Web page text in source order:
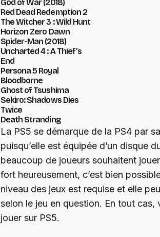
God of War (2018)
Red Dead Redemption 2
The Witcher 3 : Wild Hunt
Horizon Zero Dawn
Spider-Man (2018)
Uncharted 4 : A Thief’s
End
Persona 5 Royal
Bloodborne
Ghost of Tsushima
Sekiro: Shadows Dies
Twice
Death Stranding
La PS5 se démarque de la PS4 par
puisqu’elle est équipée d’un disque
beaucoup de joueurs souhaitent
fort heureusement, c’est bien
niveau des jeux est requise et elle
selon le jeu en question. En tout cas,
jouer sur PS5.